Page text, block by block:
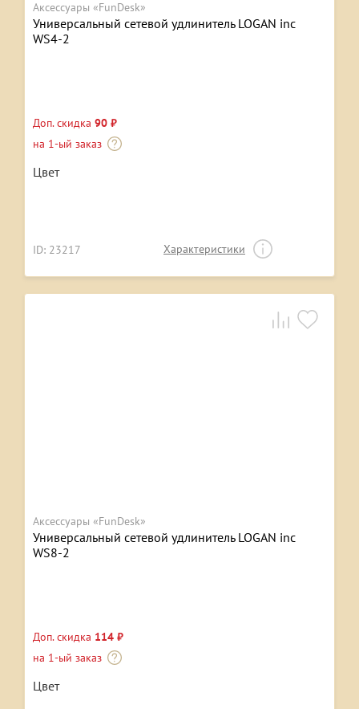
Аксессуары «FunDesk»
Универсальный сетевой удлинитель LOGAN inc
WS4-2
Доп. скидка 90 ₽
на 1-ый заказ
Цвет
ID: 23217 Характеристики
Аксессуары «FunDesk»
Универсальный сетевой удлинитель LOGAN inc
WS8-2
Доп. скидка 114 ₽
на 1-ый заказ
Цвет